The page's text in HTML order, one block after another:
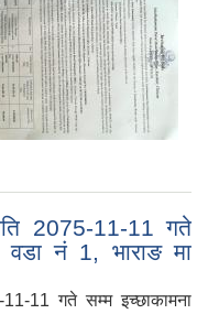
2075-11-11 गते
वडा नं 1, भाराङ मा
11 गते सम्म इच्छाकामना